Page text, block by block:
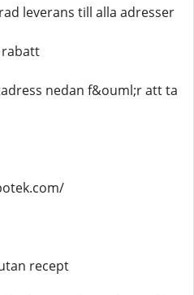
leverans till alla adresser
rabatt
nedan f&ouml;r att ta
recept